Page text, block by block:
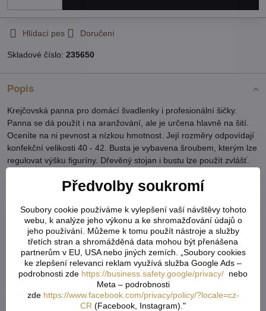
Hlídací pes Doručení
Skladové číslo: 235650
Popis
Krejčovská panna pro domácí švadlenky i profesionální šičky.
Panna se dá použít i na aranžování, ale je určena hlavně na šití.
Oceníte na ni pevnost a nízkou hmotnost. Její rozměry odpovídají
konfekční velikosti 40 - 42. Busta je vybavena šroubem, kterým lze
regulovat výšku figuríny. Dřevěný stojan i bustu lze použít zvlášť.
Rozměry panny:
- obvod pasu: 75 cm
- obvod boků: 104 cm
- výška busty: 76 cm
- konfekční velikost: 40 - 42
- výška: 147 - 166 cm
Velikost:
Výška:147 - 166 cm
Předvolby soukromí
Soubory cookie používáme k vylepšení vaší návštěvy tohoto
webu, k analýze jeho výkonu a ke shromažďování údajů o
jeho používání. Můžeme k tomu použít nástroje a služby
třetích stran a shromážděná data mohou být přenášena
partnerům v EU, USA nebo jiných zemích. „Soubory cookies
ke zlepšení relevanci reklam využívá služba Google Ads –
podrobnosti zde https://business.safety.google/privacy/ nebo
Meta – podrobnosti
zde https://www.facebook.com/privacy/policy/?locale=cz-
CR (Facebook, Instagram)."